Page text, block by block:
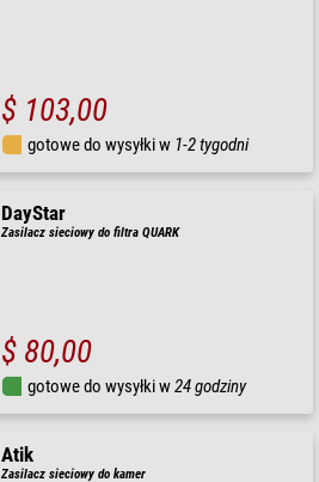
$ 103,00
gotowe do wysyłki w 1-2 tygodni
DayStar
Zasilacz sieciowy do filtra QUARK
$ 80,00
gotowe do wysyłki w24 godziny
Atik
Zasilacz sieciowy do kamer